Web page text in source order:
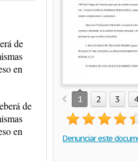
de
en
de
en
1 2 3 4
Denunciar este